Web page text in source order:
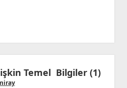
Temel Bilgiler (1)